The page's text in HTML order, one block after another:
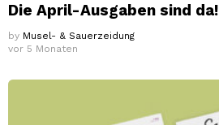
Die April-Ausgaben sind da!
by Musel- & Sauerzeidung
vor 5 Monaten